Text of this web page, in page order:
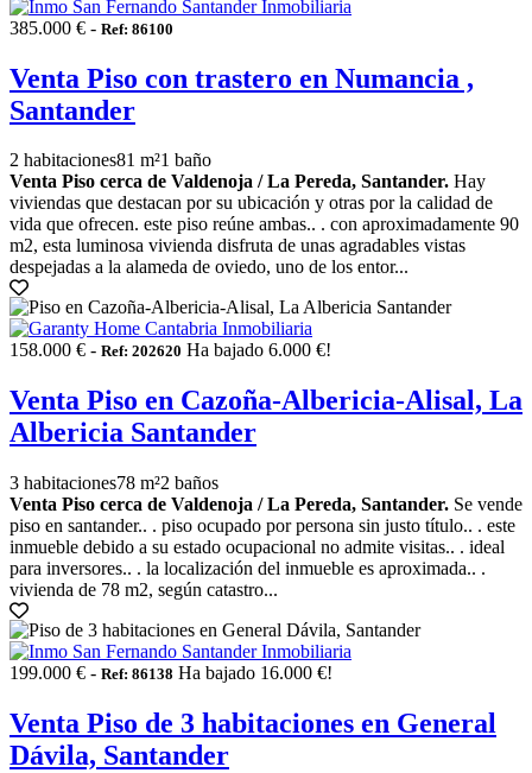
385.000 € - Ref: 86100
Venta Piso con trastero en Numancia ,
Santander
2 habitaciones81 m²1 baño
Venta Piso cerca de Valdenoja / La Pereda, Santander. Hay
viviendas que destacan por su ubicación y otras por la calidad de
vida que ofrecen. este piso reúne ambas.. . con aproximadamente 90
m2, esta luminosa vivienda disfruta de unas agradables vistas
despejadas a la alameda de oviedo, uno de los entor...
158.000 € - Ref: 202620 Ha bajado 6.000 €!
Venta Piso en Cazoña-Albericia-Alisal, La
Albericia Santander
3 habitaciones78 m²2 baños
Venta Piso cerca de Valdenoja / La Pereda, Santander. Se vende
piso en santander.. . piso ocupado por persona sin justo título.. . este
inmueble debido a su estado ocupacional no admite visitas.. . ideal
para inversores.. . la localización del inmueble es aproximada.. .
vivienda de 78 m2, según catastro...
199.000 € - Ref: 86138 Ha bajado 16.000 €!
Venta Piso de 3 habitaciones en General
Dávila, Santander